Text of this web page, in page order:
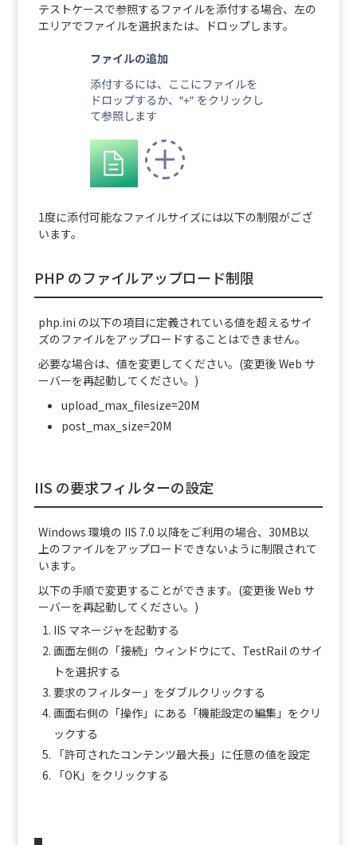
テストケースで参照するファイルを添付する場合、左の
エリアでファイルを選択または、ドロップします。
1度に添付可能なファイルサイズには以下の制限がござ
います。
PHP のファイルアップロード制限
php.ini の以下の項目に定義されている値を超えるサイ
ズのファイルをアップロードすることはできません。
必要な場合は、値を変更してください。(変更後 Web サ
ーバーを再起動してください。)
upload_max_filesize=20M
post_max_size=20M
IIS の要求フィルターの設定
Windows 環境の IIS 7.0 以降をご利用の場合、30MB以
上のファイルをアップロードできないように制限されて
います。
以下の手順で変更することができます。(変更後 Web サ
ーバーを再起動してください。)
IIS マネージャを起動する
画面左側の「接続」ウィンドウにて、TestRail のサイ
トを選択する
要求のフィルター」をダブルクリックする
画面右側の「操作」にある「機能設定の編集」をクリ
ックする
「許可されたコンテンツ最大長」に任意の値を設定
「OK」をクリックする